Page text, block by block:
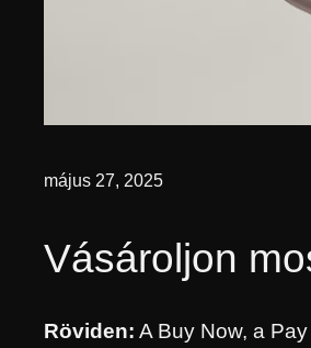
május 27, 2025
Vásároljon
Röviden: A Buy Now, a